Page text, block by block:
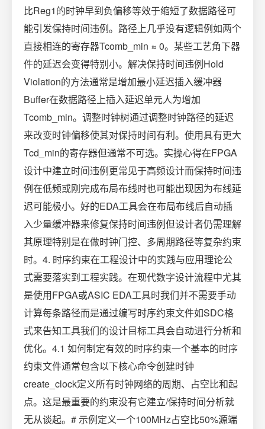
比Reg1的时钟早到负偏移等效于缩短了数据路径可
能引发保持时间违例。路径上几乎没有逻辑例如两个
直接相连的寄存器Tcomb_min ≈ 0。某些工艺角下器
件的延迟会变得特别小。解决保持时间违例Hold
Violation的方法通常是增加最小延迟插入缓冲器
Buffer在数据路径上插入延迟单元人为增加
Tcomb_min。调整时钟树通过调整时钟路径的延迟
来改变时钟偏移使其对保持时间有利。使用具有更大
Tcd_min的寄存器但通常不可选。实操心得在FPGA
设计中建立时间违例更常见于高频设计而保持时间违
例在低频或刚完成布局布线时也可能出现因为布线延
迟可能极小。好的EDA工具会在布局布线后自动插
入少量缓冲器来修复保持时间违例但设计者仍需理解
其原理特别是在做时钟门控、多周期路径等复杂约束
时。4. 时序约束在工程设计中的实践与应用理论公
式需要落实到工程实践。在现代数字设计流程中尤其
是使用FPGA或ASIC EDA工具时我们并不需要手动
计算每条路径而是通过编写时序约束文件如SDC格
式来告知工具我们的设计目标工具会自动进行分析和
优化。4.1 如何制定有效的时序约束一个基本的时序
约束文件通常包含以下核心命令创建时钟
create_clock定义所有时钟网络的周期、占空比和起
点。这是最重要的约束没有它建立/保持时间分析就
无从谈起。# 示例定义一个100MHz占空比50%源端